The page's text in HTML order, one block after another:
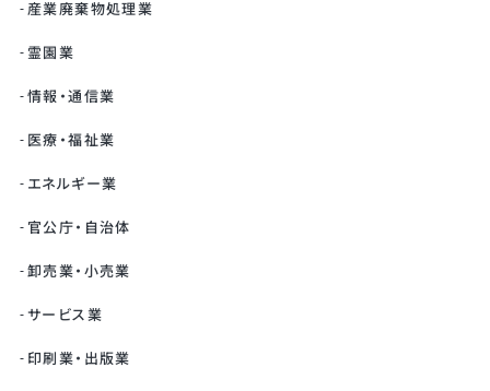
産業廃棄物処理業
霊園業
情報・通信業
医療・福祉業
エネルギー業
官公庁・自治体
卸売業・小売業
サービス業
印刷業・出版業